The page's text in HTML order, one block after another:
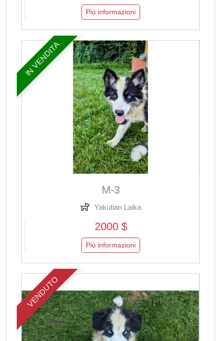
Più informazioni
IN VENDITA
M-3
Yakutian Laika
2000 $
Più informazioni
VENDUTO